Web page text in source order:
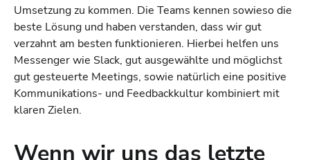
Umsetzung zu kommen. Die Teams kennen sowieso die
beste Lösung und haben verstanden, dass wir gut
verzahnt am besten funktionieren. Hierbei helfen uns
Messenger wie Slack, gut ausgewählte und möglichst
gut gesteuerte Meetings, sowie natürlich eine positive
Kommunikations- und Feedbackkultur kombiniert mit
klaren Zielen.
Wenn wir uns das letzte